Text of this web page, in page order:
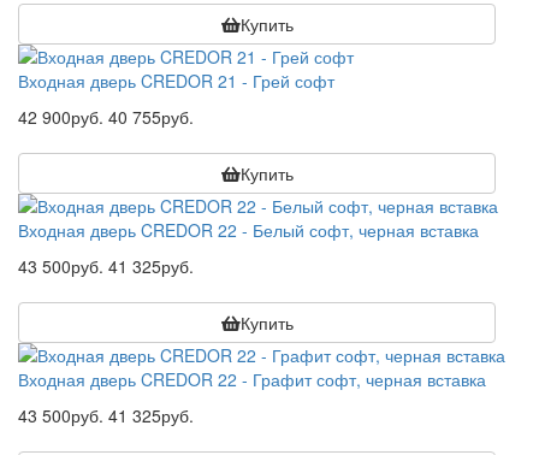
Купить
Входная дверь CREDOR 21 - Грей софт
42 900руб. 40 755руб.
Купить
Входная дверь CREDOR 22 - Белый софт, черная вставка
43 500руб. 41 325руб.
Купить
Входная дверь CREDOR 22 - Графит софт, черная вставка
43 500руб. 41 325руб.